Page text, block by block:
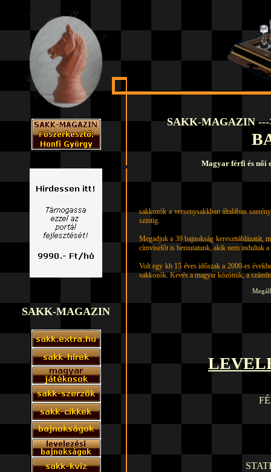
SAKK-MAGAZIN ---
Magyar férfi és női
Magyar
részét, a nemzeti egyéni bajnokságokat
szintig.
címviselőt is bemutatunk, akik nem indultak
sakkozók. Kevés a magyar közöttük, a
SAKK-MAGAZIN